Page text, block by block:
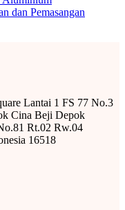
dan Pemasangan
Lantai 1 FS 77 No.3
Cina Beji Depok
Rt.02 Rw.04
16518